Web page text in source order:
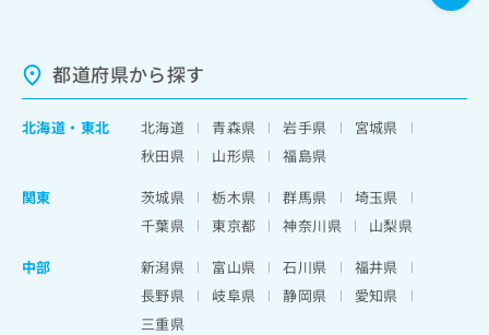
都道府県から探す
北海道 ・ 東北 北海道 青森県 岩手県
宮城県
秋田県
山形県
福島県
関東
茨城県 栃木県 群馬県
埼玉県
千葉県
東京都 神奈川県
山梨県
中部
新潟県 富山県 石川県
福井県
長野県
岐阜県 静岡県
愛知県
三重県